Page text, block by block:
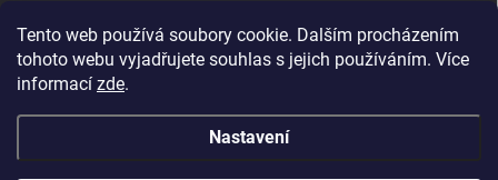
Tento web používá soubory cookie. Dalším procházením
tohoto webu vyjadřujete souhlas s jejich používáním. Více
informací zde.
Nastavení
https://www.youtube.com/@hardwarecave998